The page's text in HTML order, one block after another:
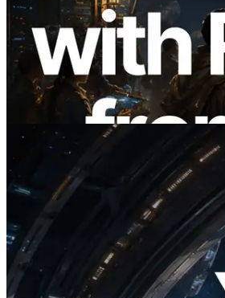
ERPC erweitert Solana
um Ping-Messung aus 7
Regionen — Validators
ebenfalls gestartet
Lesen Sie diesen Artikel